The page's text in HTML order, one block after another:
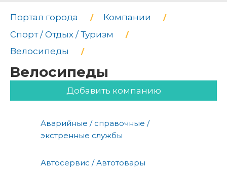
Портал города
Компании
Спорт / Отдых / Туризм
Велосипеды
Велосипеды
Добавить компанию
Аварийные / справочные /
экстренные службы
Автосервис / Автотовары